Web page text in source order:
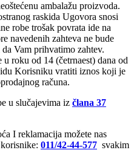
ambalažu proizvoda.
raskida Ugovora snosi
robe trošak povrata ide na
navedenih zahteva ne bude
Vam prihvatimo zahtev.
roku od 14 (četrnaest) dana od
Korisniku vratiti iznos koji je
računa.
u slučajevima iz člana 37
I reklamacija možete nas
011/42-44-577 svakim